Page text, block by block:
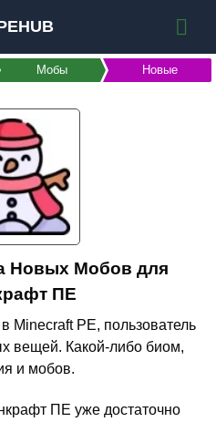
Мобы Новые
Новых Мобов для
ПЕ
Minecraft PE, пользователь
вещей. Какой-либо биом,
и мобов.
ПЕ уже достаточно